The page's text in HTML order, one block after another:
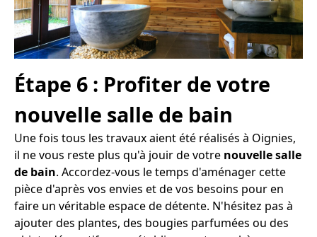
Étape 6 : Profiter de votre
nouvelle salle de bain
Une fois tous les travaux aient été réalisés à Oignies,
il ne vous reste plus qu'à jouir de votre nouvelle salle
de bain. Accordez-vous le temps d'aménager cette
pièce d'après vos envies et de vos besoins pour en
faire un véritable espace de détente. N'hésitez pas à
ajouter des plantes, des bougies parfumées ou des